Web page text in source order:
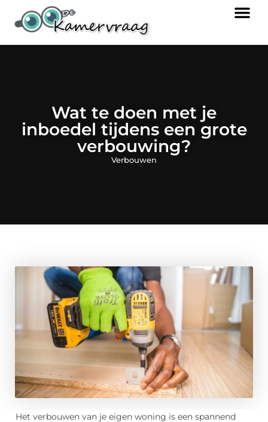
Wat te doen met je
inboedel tijdens een grote
verbouwing?
Verbouwen
Het verbouwen van je eigen woning is een spannend